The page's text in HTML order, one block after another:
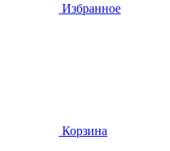
Избранное
Корзина